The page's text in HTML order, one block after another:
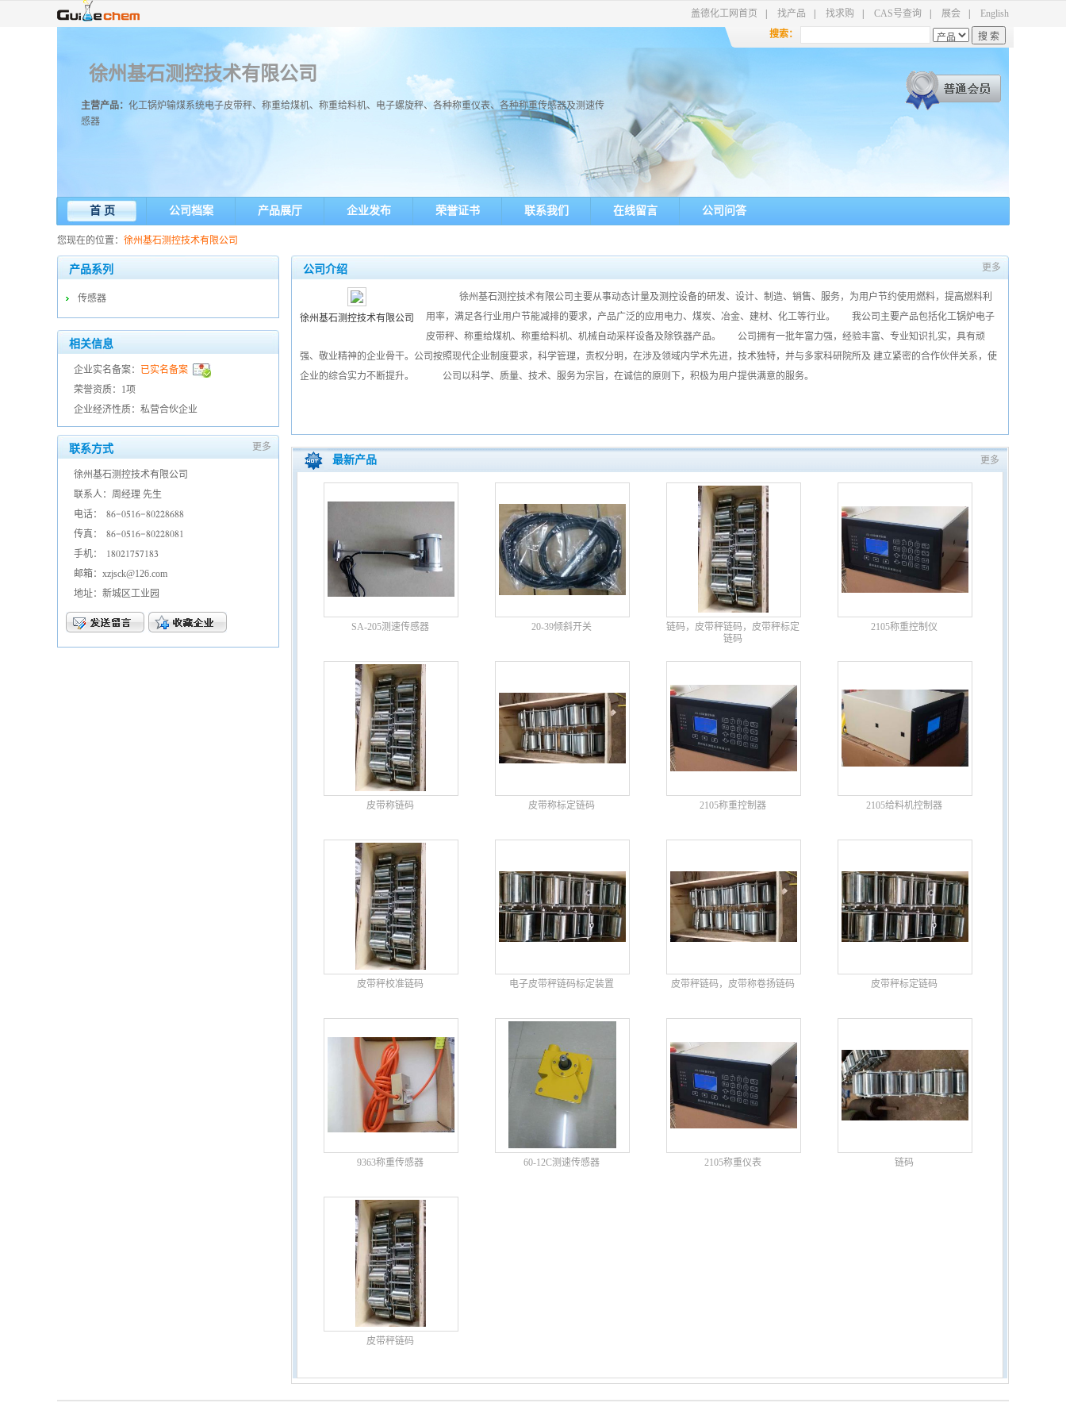
盖德化工网首页 找产品 找求购 CAS号查询 展会
English
搜索：
徐州基石测控技术有限公司
主营产品： 化工锅炉输煤系统电子皮带秤、称重给煤机、称重给料机、电子螺旋秤、各种称重仪表、各种称重传感器及测速传
感器
首 页 公司档案 产品展厅 企业发布 荣誉证书 联系我们 在线留言 公司问答
您现在的位置： 徐州基石测控技术有限公司
产品系列
传感器
相关信息
企业实名备案： 已实名备案
荣誉资质：1项
企业经济性质：私营合伙企业
联系方式 更多
徐州基石测控技术有限公司
联系人：周经理 先生
电话：
𐀒𐀕𐀖𐀐𐀎𐀍𐀕𐀖𐀒𐀐𐀑𐀑𐀒𐀕𐀒𐀒
传真： 𐀒𐀕𐀖𐀐𐀎𐀍𐀕𐀖𐀒𐀐𐀑𐀑𐀒𐀐𐀒𐀍
手机： 𐀍𐀒𐀐𐀑𐀍𐀔𐀎𐀔𐀍𐀒𐀏
邮箱：xzjsck@126.com
地址：新城区工业园
公司介绍 更多
徐州基石测控技术有限公司
徐州基石测控技术有限公司主要从事动态计量及测控设备的研发、设计、制造、销售、服务，为用户节约使用燃料，提高燃料利
用率，满足各行业用户节能减排的要求，产品广泛的应用电力、煤炭、冶金、建材、化工等行业。 我公司主要产品包括化工锅炉电子
皮带秤、称重给煤机、称重给料机、机械自动采样设备及除铁器产品。 公司拥有一批年富力强，经验丰富、专业知识扎实，具有顽
强、敬业精神的企业骨干。公司按照现代企业制度要求，科学管理，责权分明，在涉及领域内学术先进，技术独特，并与多家科研院所及 建立紧密的合作伙伴关系，使
企业的综合实力不断提升。 公司以科学、质量、技术、服务为宗旨，在诚信的原则下，积极为用户提供满意的服务。
最新产品 更多
SA-205测速传感器 20-39倾斜开关
链码，皮带秤链码，皮带秤标定
链码
2105称重控制仪
皮带称链码 皮带称标定链码 2105称重控制器 2105给料机控制器
皮带秤校准链码 电子皮带秤链码标定装置 皮带秤链码，皮带称卷扬链码 皮带秤标定链码
9363称重传感器 60-12C测速传感器 2105称重仪表 链码
皮带秤链码